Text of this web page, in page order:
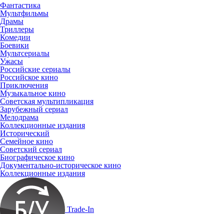
Фантастика
Мультфильмы
Драмы
Триллеры
Комедии
Боевики
Мультсериалы
Ужасы
Российские сериалы
Российское кино
Приключения
Музыкальное кино
Советская мультипликация
Зарубежный сериал
Мелодрама
Коллекционные издания
Исторический
Семейное кино
Советский сериал
Биографическое кино
Документально-историческое кино
Коллекционные издания
Trade-In